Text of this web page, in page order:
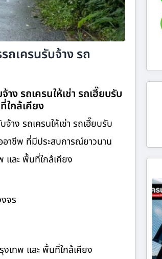
ถเครนรับจ้าง รถ
ง รถเครนให้เช่า รถเฮี๊ยบรับ
ใกล้เคียง
าง รถเครนให้เช่า รถเฮี๊ยบรับ
อาชีพ ที่มีประสบการณ์ยาวนาน
และ พื้นที่ใกล้เคียง
จร
งเทพ และ พื้นที่ใกล้เคียง